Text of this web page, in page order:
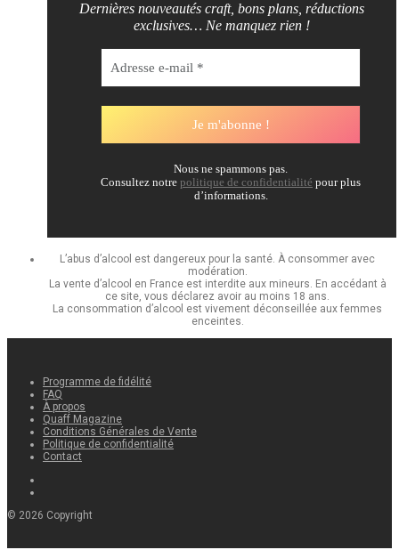
Dernières nouveautés craft, bons plans, réductions
exclusives… Ne manquez rien !
Nous ne spammons pas.
Consultez notre politique de confidentialité pour plus
d’informations.
L’abus d’alcool est dangereux pour la santé. À consommer avec
modération.
La vente d’alcool en France est interdite aux mineurs. En accédant à
ce site, vous déclarez avoir au moins 18 ans.
La consommation d’alcool est vivement déconseillée aux femmes
enceintes.
Programme de fidélité
FAQ
À propos
Quaff Magazine
Conditions Générales de Vente
Politique de confidentialité
Contact
© 2026 Copyright